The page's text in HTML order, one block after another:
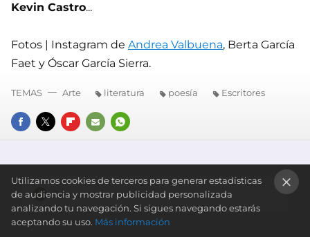
Kevin Castro...
Fotos | Instagram de Andrea Valbuena, Berta García
Faet y Óscar García Sierra.
FACEBOOK
TWITTERFLIPBOARD
E-
WHATSAPP
TEMAS Arte literatura poesía Escritores
Comentarios cerrados
Utilizamos cookies de terceros para generar estadísticas
de audiencia y mostrar publicidad personalizada
analizando tu navegación. Si sigues navegando estarás
aceptando su uso. Más información